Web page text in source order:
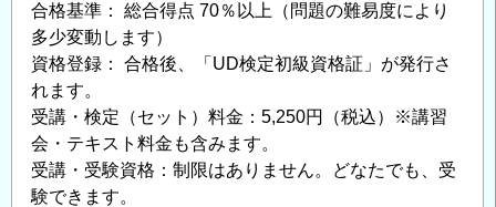
合格基準： 総合得点 70％以上（問題の難易度により
多少変動します）
資格登録： 合格後、「UD検定初級資格証」が発行さ
れます。
受講・検定（セット）料金：5,250円（税込）※講習
会・テキスト料金も含みます。
受講・受験資格：制限はありません。どなたでも、受
験できます。